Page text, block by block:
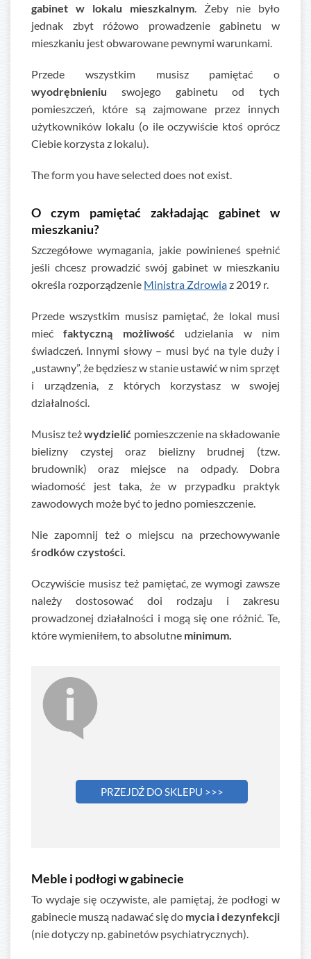
gabinet w lokalu mieszkalnym . Żeby nie było
jednak zbyt różowo prowadzenie gabinetu w
mieszkaniu jest obwarowane pewnymi warunkami.
Przede wszystkim musisz pamiętać o
wyodrębnieniu swojego gabinetu od tych
pomieszczeń, które są zajmowane przez innych
użytkowników lokalu (o ile oczywiście ktoś oprócz
Ciebie korzysta z lokalu).
The form you have selected does not exist.
O czym pamiętać zakładając gabinet w
mieszkaniu?
Szczegółowe wymagania, jakie powinieneś spełnić
jeśli chcesz prowadzić swój gabinet w mieszkaniu
określa rozporządzenie Ministra Zdrowiaz 2019 r.
Przede wszystkim musisz pamiętać, że lokal musi
miećfaktyczną możliwość udzielania w nim
świadczeń. Innymi słowy – musi być na tyle duży i
„ustawny”, że będziesz w stanie ustawić w nim sprzęt
i urządzenia, z których korzystasz w swojej
działalności.
Musisz teżwydzielić pomieszczenie na składowanie
bielizny czystej oraz bielizny brudnej (tzw.
brudownik) oraz miejsce na odpady. Dobra
wiadomość jest taka, że w przypadku praktyk
zawodowych może być to jedno pomieszczenie.
Nie zapomnij też o miejscu na przechowywanie
środków czystości.
Oczywiście musisz też pamiętać, ze wymogi zawsze
należy dostosować doi rodzaju i zakresu
prowadzonej działalności i mogą się one różnić. Te,
które wymieniłem, to absolutne minimum.
PRZEJDŹ DO SKLEPU >>>
Meble i podłogi w gabinecie
To wydaje się oczywiste, ale pamiętaj, że podłogi w
gabinecie muszą nadawać się do mycia i dezynfekcji
(nie dotyczy np. gabinetów psychiatrycznych).